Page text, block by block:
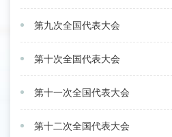
第九次全国代表大会
第十次全国代表大会
第十一次全国代表大会
第十二次全国代表大会